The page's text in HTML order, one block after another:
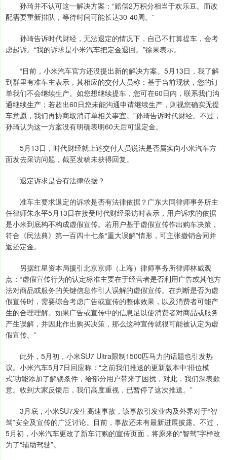
孙琦并不认可这一解决方案：“赔偿2万积分相当于欢乐豆。而改
配需要重新排队，等待时间可能长达30-40周。”
孙琦告诉时代财经，无法退定的情况下，自己不打算提车，会考
虑起诉。“我的诉求是小米汽车把定金退回。”徐果表示。
“目前，小米汽车官方还没提出新的解决方案。5月13日，我了解
到群里有准车主表示，其相应的交付人员称：基于当前现状，您的订
单我们不会继续生产。如您想继续提车，您可在60日内，联系我们沟
通继续生产；若超出60日您未能沟通申请继续生产，则视您确实无提
车意愿，我们再协商取消订单相关事宜。”孙琦告诉时代财经。不过，
孙琦认为这一方案没有明确表明60天后可退定金。
5月13日，时代财经就上述交付人员说法是否属实向小米汽车方
面发去采访问题，截至发稿未获得回复。
退定诉求是否有法律依据？
准车主要求退定的诉求是否有法律依据？广东大同律师事务所主
任律师朱永平5月13日在接受时代财经采访时表示，用户诉求的依据
是小米到底构不构成虚假宣传。若用户基于虚假宣传作出购车决策，
符合《民法典》第一百四十七条“重大误解”情形，可主张撤销合同并
返还定金。
另据红星资本局援引北京京师（上海）律师事务所律师林威观
点：“虚假宣传行为的认定标准主要在于经营者是否利用广告或其他方
法对商品或服务的关键信息作引人误解的虚假宣传。在判断是否为虚
假宣传时，需要综合考虑广告或宣传的整体效果，以及消费者可能产
生的合理理解。如果广告或宣传中的信息足以使消费者对商品或服务
产生误解，并因此作出购买决策，那么这种宣传就很可能被认定为虚
假宣传。”
此外，5月初，小米SU7 Ultra限制1500匹马力的话题也引发热
议。小米汽车5月7日回应称：“之前我们推送的更新版本中‘排位模
式’功能添加了解锁条件，给部分用户带来了困扰，对此，我们深表歉
意。收到大家反馈后，我们高度重视，已暂停了这次推送。”
3月底，小米SU7发生高速事故，该事故引发业内及外界对于“智
驾”安全及宣传的广泛讨论。目前，事故还未有最新进展披露。不过，
5月初，小米汽车更改了新车订购的宣传页面，将原来的“智驾”字样改
为了“辅助驾驶”。